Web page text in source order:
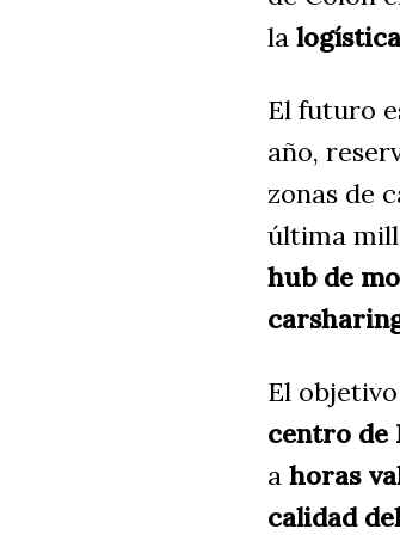
la
El futuro
año,
zonas de
última
hub de
El
centro de
ahoras
calidad